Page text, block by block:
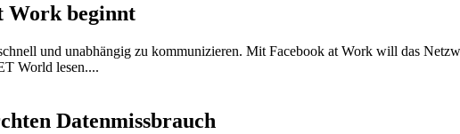
Work beginnt
und unabhängig zu kommunizieren. Mit Facebook at Work will das
World lesen....
Datenmissbrauch